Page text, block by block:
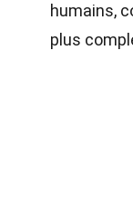
humains,
plus